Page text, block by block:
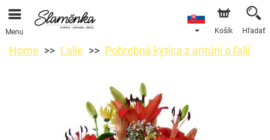
Menu Košík Hľadať
Home Ľalie Pohrebná kytica z antúrií a ľalií